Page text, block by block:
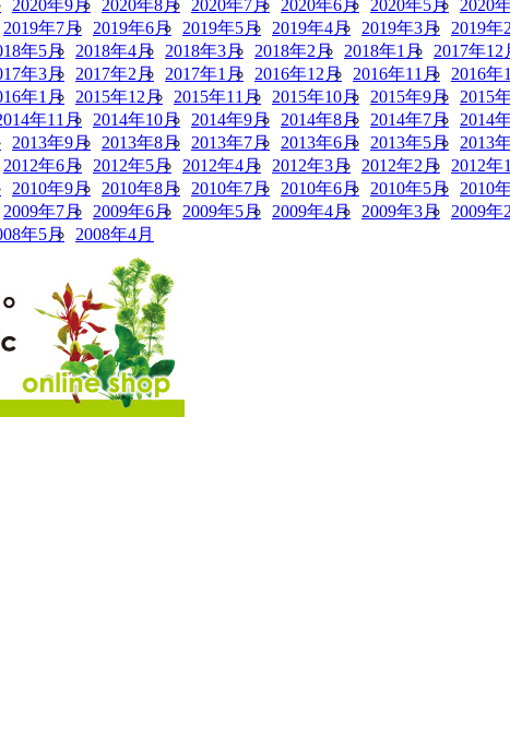
2020年9月 2020年8月 2020年7月 2020年6月 2020年5月 2020
2019年7月 2019年6月 2019年5月 2019年4月 2019年3月 2019年
年5月 2018年4月 2018年3月 2018年2月 2018年1月 2017年12
年3月 2017年2月 2017年1月 2016年12月 2016年11月 2016年
年1月 2015年12月 2015年11月 2015年10月 2015年9月 2015
年11月 2014年10月 2014年9月 2014年8月 2014年7月 2014
2013年9月 2013年8月 2013年7月 2013年6月 2013年5月 2013
2012年6月 2012年5月 2012年4月 2012年3月 2012年2月 2012年
2010年9月 2010年8月 2010年7月 2010年6月 2010年5月 2010
2009年7月 2009年6月 2009年5月 2009年4月 2009年3月 2009年
年5月 2008年4月